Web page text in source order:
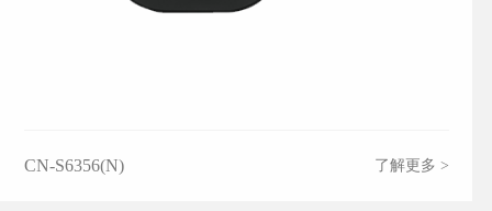
CN-S6356(N) 了解更多 >